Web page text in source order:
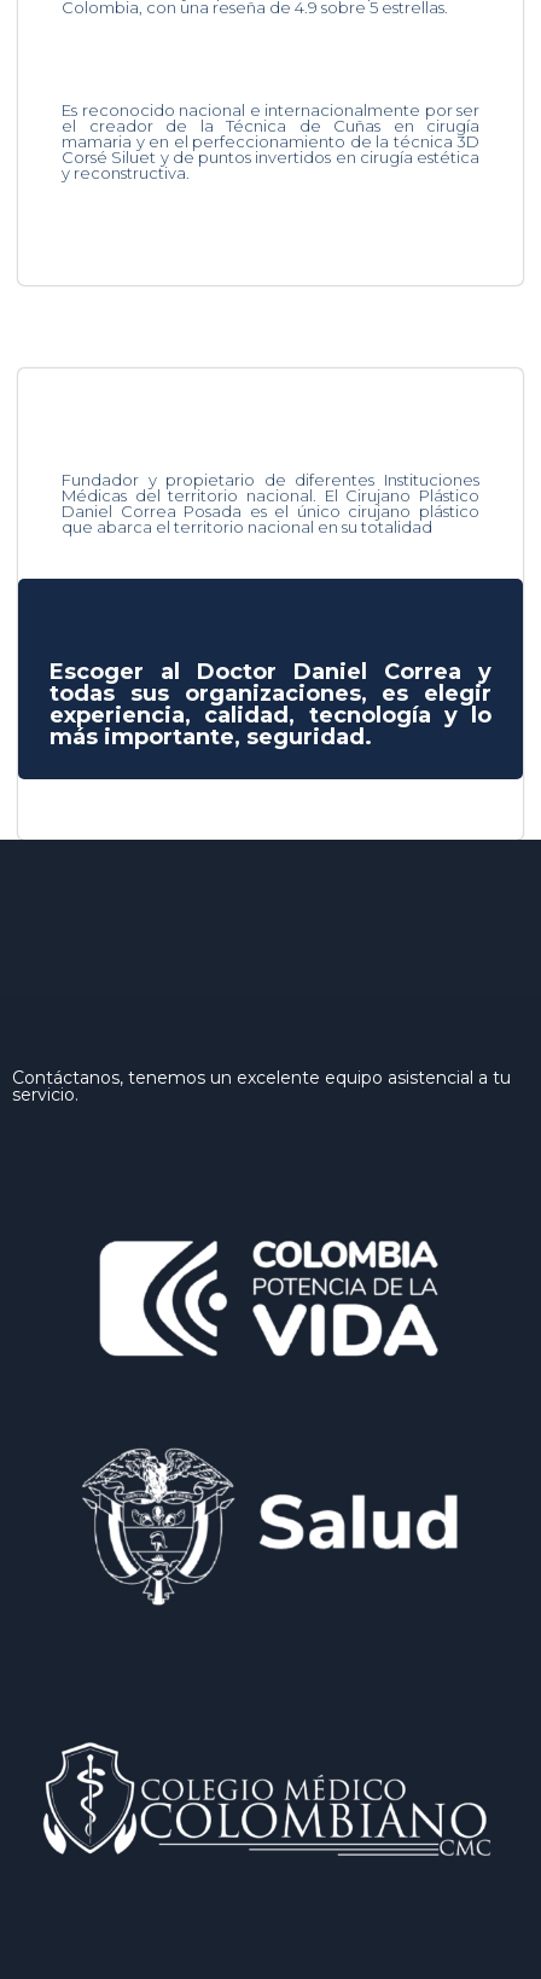
Colombia, con una reseña de 4.9 sobre 5 estrellas.
Es reconocido nacional e internacionalmente por ser
el creador de la Técnica de Cuñas en cirugía
mamaria y en el perfeccionamiento de la técnica 3D
Corsé Siluet y de puntos invertidos en cirugía estética
y reconstructiva.
Fundador y propietario de diferentes Instituciones
Médicas del territorio nacional. El Cirujano Plástico
Daniel Correa Posada es el único cirujano plástico
que abarca el territorio nacional en su totalidad
Escoger al Doctor Daniel Correa y
todas sus organizaciones, es elegir
experiencia, calidad, tecnología y lo
más importante, seguridad.
Contáctanos, tenemos un excelente equipo asistencial a tu
servicio.